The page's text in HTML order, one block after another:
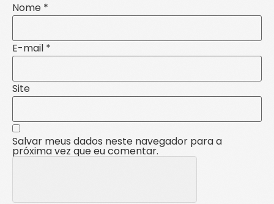
Nome *
E-mail *
Site
Salvar meus dados neste navegador para a
próxima vez que eu comentar.